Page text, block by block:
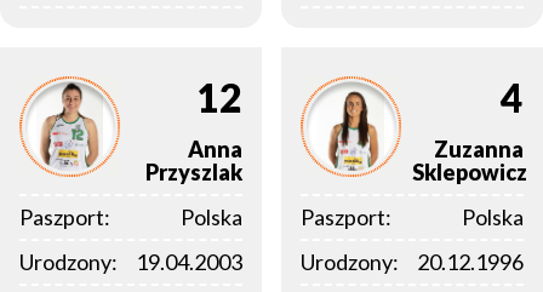
12
Anna
Przyszlak
Paszport:
Polska
Urodzony:
19.04.2003
4
Zuzanna
Sklepowicz
Paszport:
Polska
Urodzony:
20.12.1996